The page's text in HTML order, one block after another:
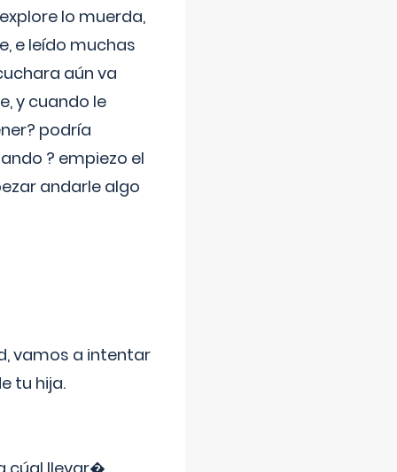
lo muerda,
e leído muchas
aún va
y cuando le
podría
? empiezo el
andarle algo
vamos a intentar
tu hija.